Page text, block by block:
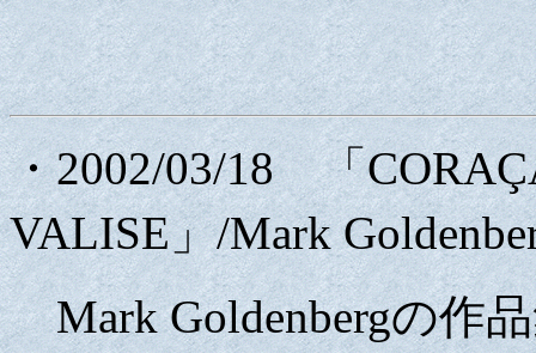
・2002/03/18 「
VALISE」/Mark
Mark Goldenbergの作